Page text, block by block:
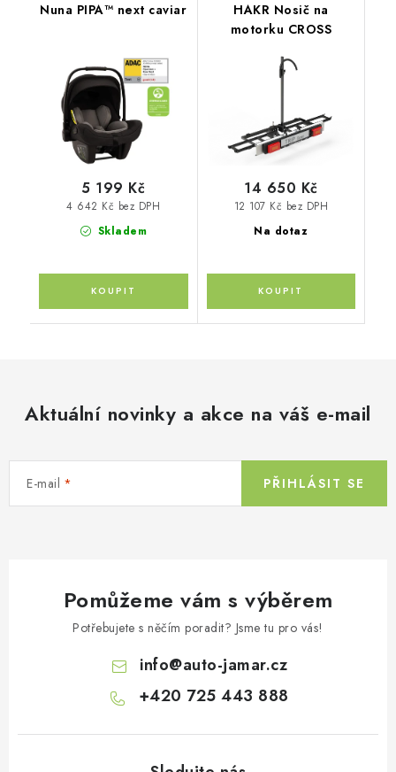
Nuna PIPA™ next caviar
Skladem
4 642 Kč bez DPH
5 199 Kč
HAKR Nosič na
motorku CROSS
Na dotaz
12 107 Kč bez DPH
14 650 Kč
Aktuální novinky a akce na váš e-mail
E-mail PŘIHLÁSIT SE
Pomůžeme vám s výběrem
Potřebujete s něčím poradit? Jsme tu pro vás!
info@auto-jamar.cz
+420 725 443 888